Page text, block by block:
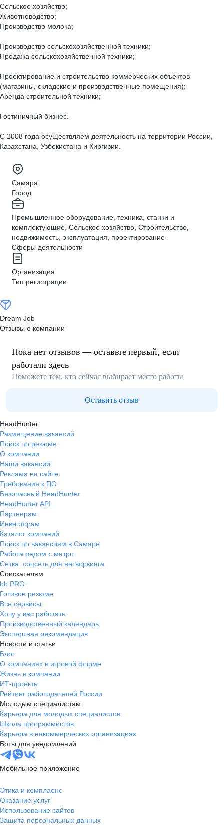
Сельское хозяйство;
Животноводство;
Производство молока;
Производство сельскохозяйственной техники;
Продажа сельскохозяйственной техники;
Проектирование и строительство коммерческих объектов
(магазины, складские и производственные помещения);
Аренда строительной техники;
Гостиничный бизнес.
С 2008 года осуществляем деятельность на территории России,
Казахстана, Узбекистана и Киргизии.
Самара
Город
Промышленное оборудование, техника, станки и
комплектующие, Сельское хозяйство, Строительство,
недвижимость, эксплуатация, проектирование
Сферы деятельности
Организация
Тип регистрации
Dream Job
Отзывы о компании
Пока нет отзывов — оставьте первый, если
работали здесь
Поможете тем, кто сейчас выбирает место работы
Оставить отзыв
HeadHunter
Размещение вакансий
Поиск по резюме
О компании
Наши вакансии
Реклама на сайте
Требования к ПО
Безопасный HeadHunter
HeadHunter API
Партнерам
Инвесторам
Каталог компаний
Поиск по вакансиям в Самаре
Работа рядом с метро
Сетка: соцсеть для нетворкинга
Соискателям
hh PRO
Готовое резюме
Все сервисы
Хочу у вас работать
Производственный календарь
Экспертная рекомендация
Новости и статьи
Блог
О компаниях в игровой форме
Жизнь в компании
ИТ-проекты
Рейтинг работодателей России
Молодым специалистам
Карьера для молодых специалистов
Школа программистов
Карьера в некоммерческих организациях
Боты для уведомлений
Мобильное приложение
Этика и комплаенс
Оказание услуг
Использование сайтов
Защита персональных данных